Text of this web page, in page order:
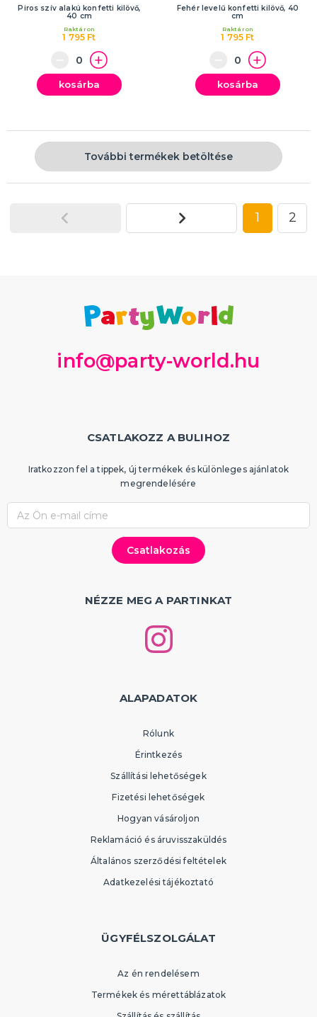
Piros szív alakú konfetti kilövő,
40 cm
1 795 Ft
Raktáron
kosárba
Fehér levelű konfetti kilövő, 40
cm
1 795 Ft
Raktáron
kosárba
További termékek betöltése
1 2
info@party-world.hu
CSATLAKOZZ A BULIHOZ
Iratkozzon fel a tippek, új termékek és különleges ajánlatok
megrendelésére
NÉZZE MEG A PARTINKAT
ALAPADATOK
Rólunk
Érintkezés
Szállítási lehetőségek
Fizetési lehetőségek
Hogyan vásároljon
Reklamáció és áruvisszaküldés
Általános szerződési feltételek
Adatkezelési tájékoztató
ÜGYFÉLSZOLGÁLAT
Az én rendelésem
Termékek és mérettáblázatok